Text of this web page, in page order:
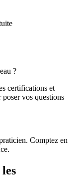
?
certifications et
vos questions
Comptez en